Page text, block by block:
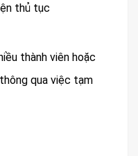
thủ tục
thành viên hoặc
qua việc tạm